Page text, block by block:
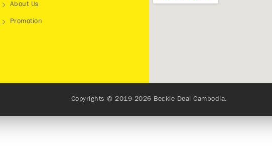
About Us
Promotion
Copyrights © 2019-2026 Beckie Deal Cambodia.